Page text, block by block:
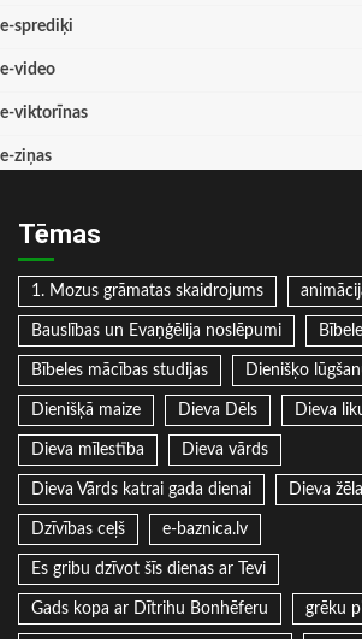
e-sprediķi
e-video
e-viktorīnas
e-ziņas
Tēmas
1. Mozus grāmatas skaidrojums
Bauslības un Evaņģēlija noslēpumi Bībele
Bībeles mācības studijas Dienišķo
Dienišķā maize Dieva Dēls Dieva
Dieva mīlestība Dieva vārds
Dieva Vārds katrai gada dienai Dieva
Dzīvības ceļš e-baznica.lv
Es gribu dzīvot šīs dienas ar Tevi
Gads kopa ar Dītrihu Bonhēferu grēku